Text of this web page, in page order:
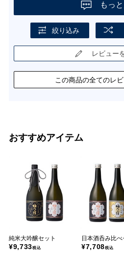
もっ
絞り込み
レビュー
この商品の全てのレ
おすすめアイテム
純米大吟醸セット
¥9,733税込
日本酒呑み比べ
¥7,708税込